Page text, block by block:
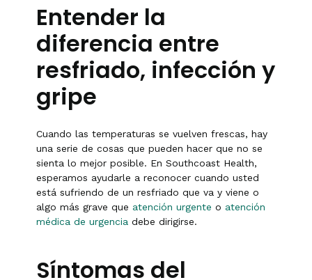
Entender la
diferencia entre
resfriado, infección y
gripe
Cuando las temperaturas se vuelven frescas, hay
una serie de cosas que pueden hacer que no se
sienta lo mejor posible. En Southcoast Health,
esperamos ayudarle a reconocer cuando usted
está sufriendo de un resfriado que va y viene o
algo más grave que atención urgente o atención
médica de urgencia debe dirigirse.
Síntomas del